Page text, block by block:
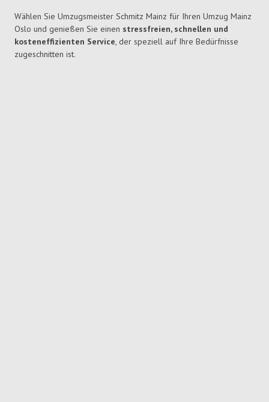
Wählen Sie Umzugsmeister Schmitz Mainz für Ihren Umzug Mainz
Oslo und genießen Sie einen stressfreien, schnellen und
kosteneffizienten Service, der speziell auf Ihre Bedürfnisse
zugeschnitten ist.